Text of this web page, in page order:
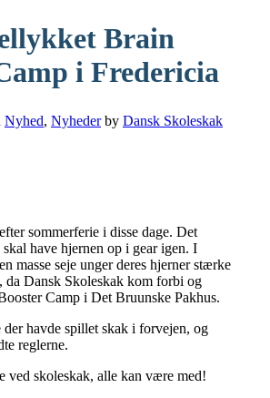
Brain
i Fredericia
Nyhed, Nyheder by Dansk Skoleskak
sommerferie i disse dage. Det
have hjernen op i gear igen. I
masse seje unger deres hjerner stærke
da Dansk Skoleskak kom forbi og
Camp i Det Bruunske Pakhus.
der havde spillet skak i forvejen, og
reglerne.
ved skoleskak, alle kan være med!